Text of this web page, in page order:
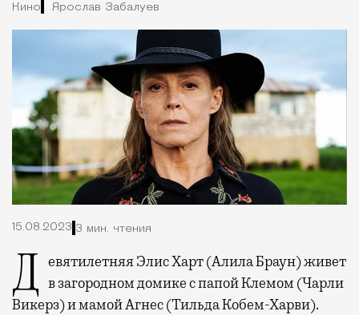
Кино Ярослав Забалуев
15.08.2023 3 мин. чтения
Девятилетняя Элис Харт (Алила Браун) живет в загородном домике с папой Клемом (Чарли
Викерз) и мамой Агнес (Тильда Кобем-Харви).